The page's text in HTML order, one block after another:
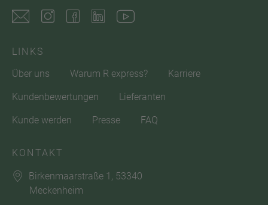
LINKS
Über uns
Warum R express? Karriere
Kundenbewertungen Lieferanten
Kunde werden Presse FAQ
KONTAKT
Birkenmaarstraße 1, 53340
Meckenheim